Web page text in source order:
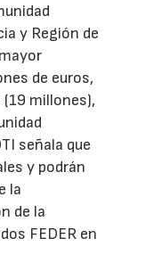
y Región de
de euros,
millones),
señala que
y podrán
la
de la
FEDER en